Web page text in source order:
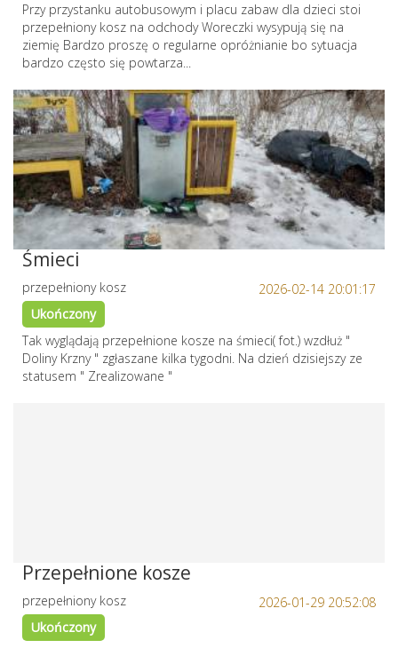
Przy przystanku autobusowym i placu zabaw dla dzieci stoi
przepełniony kosz na odchody Woreczki wysypują się na
ziemię Bardzo proszę o regularne opróżnianie bo sytuacja
bardzo często się powtarza...
Śmieci
2026-02-14 20:01:17
przepełniony kosz
Ukończony
Tak wyglądają przepełnione kosze na śmieci( fot.) wzdłuż "
Doliny Krzny " zgłaszane kilka tygodni. Na dzień dzisiejszy ze
statusem " Zrealizowane "
Przepełnione kosze
2026-01-29 20:52:08
przepełniony kosz
Ukończony